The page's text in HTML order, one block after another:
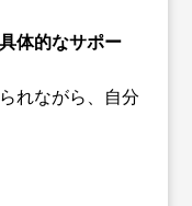
体的なサポー
れながら、自分